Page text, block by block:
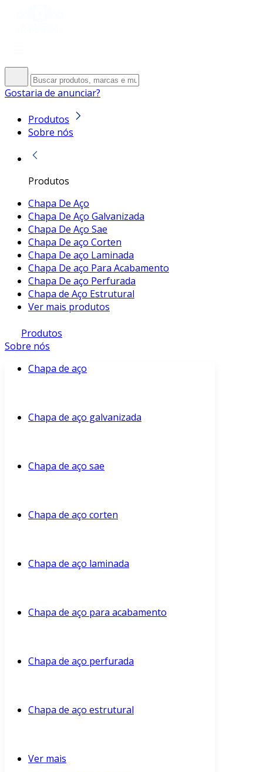
Gostaria de anunciar?
Produtos
Sobre nós
Produtos
Chapa De Aço
Chapa De Aço Galvanizada
Chapa De Aço Sae
Chapa De aço Corten
Chapa De aço Laminada
Chapa De aço Para Acabamento
Chapa De aço Perfurada
Chapa de Aço Estrutural
Ver mais produtos
Produtos
Sobre nós
Chapa de aço
Chapa de aço galvanizada
Chapa de aço sae
Chapa de aço corten
Chapa de aço laminada
Chapa de aço para acabamento
Chapa de aço perfurada
Chapa de aço estrutural
Ver mais